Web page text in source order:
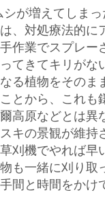
が増えてしま
、対処療法的に
作業でスプレー
てきてキリがな
る植物をそのま
とから、これも
高原などとは異
キの景観が維持
刈機でやれば早
も一緒に刈り取
間と時間をかけ